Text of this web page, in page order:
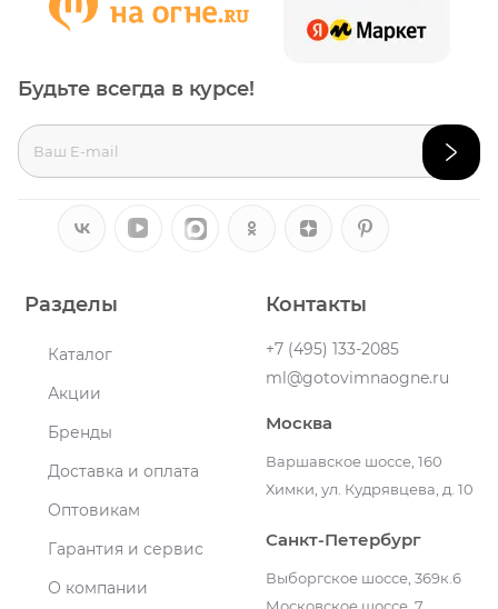
Разделы
Каталог
Акции
Бренды
Доставка и оплата
Оптовикам
Гарантия и сервис
О компании
Контакты
+7 (495) 133-2085
ml@gotovimnaogne.ru
Москва
Варшавское шоссе, 160
Химки, ул. Кудрявцева, д. 10
Санкт-Петербург
Выборгское шоссе, 369к.6
Будьте всегда в курсе!